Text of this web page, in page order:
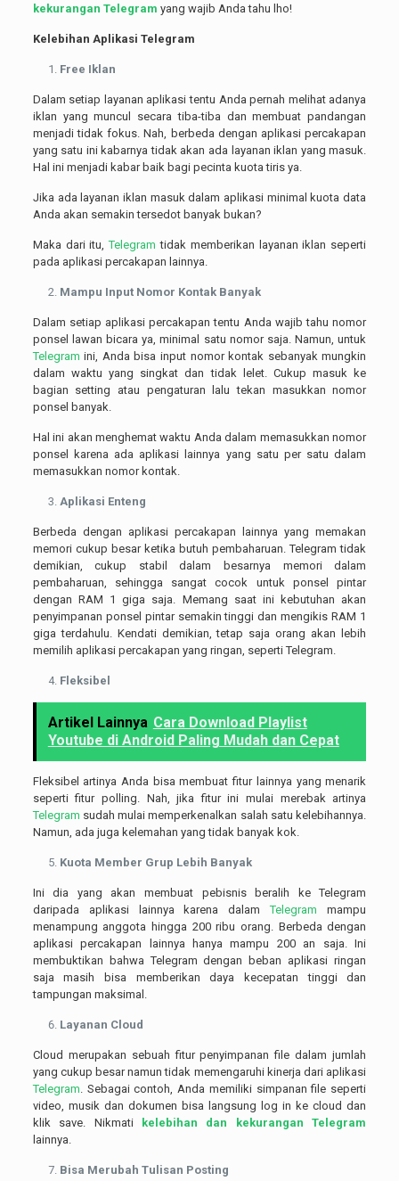
kekurangan Telegram yang wajib Anda tahu lho!
Kelebihan Aplikasi Telegram
Free Iklan
Dalam setiap layanan aplikasi tentu Anda pernah melihat adanya
iklan yang muncul secara tiba-tiba dan membuat pandangan
menjadi tidak fokus. Nah, berbeda dengan aplikasi percakapan
yang satu ini kabarnya tidak akan ada layanan iklan yang masuk.
Hal ini menjadi kabar baik bagi pecinta kuota tiris ya.
Jika ada layanan iklan masuk dalam aplikasi minimal kuota data
Anda akan semakin tersedot banyak bukan?
Maka dari itu,Telegram tidak memberikan layanan iklan seperti
pada aplikasi percakapan lainnya.
Mampu Input Nomor Kontak Banyak
Dalam setiap aplikasi percakapan tentu Anda wajib tahu nomor
ponsel lawan bicara ya, minimal satu nomor saja. Namun, untuk
Telegram ini, Anda bisa input nomor kontak sebanyak mungkin
dalam waktu yang singkat dan tidak lelet. Cukup masuk ke
bagian setting atau pengaturan lalu tekan masukkan nomor
ponsel banyak.
Hal ini akan menghemat waktu Anda dalam memasukkan nomor
ponsel karena ada aplikasi lainnya yang satu per satu dalam
memasukkan nomor kontak.
Aplikasi Enteng
Berbeda dengan aplikasi percakapan lainnya yang memakan
memori cukup besar ketika butuh pembaharuan. Telegram tidak
demikian, cukup stabil dalam besarnya memori dalam
pembaharuan, sehingga sangat cocok untuk ponsel pintar
dengan RAM 1 giga saja. Memang saat ini kebutuhan akan
penyimpanan ponsel pintar semakin tinggi dan mengikis RAM 1
giga terdahulu. Kendati demikian, tetap saja orang akan lebih
memilih aplikasi percakapan yang ringan, seperti Telegram.
Fleksibel
Artikel Lainnya Cara Download Playlist
Youtube di Android Paling Mudah dan Cepat
Fleksibel artinya Anda bisa membuat fitur lainnya yang menarik
seperti fitur polling. Nah, jika fitur ini mulai merebak artinya
Telegram sudah mulai memperkenalkan salah satu kelebihannya.
Namun, ada juga kelemahan yang tidak banyak kok.
Kuota Member Grup Lebih Banyak
Ini dia yang akan membuat pebisnis beralih ke Telegram
daripada aplikasi lainnya karena dalamTelegram mampu
menampung anggota hingga 200 ribu orang. Berbeda dengan
aplikasi percakapan lainnya hanya mampu 200 an saja. Ini
membuktikan bahwa Telegram dengan beban aplikasi ringan
saja masih bisa memberikan daya kecepatan tinggi dan
tampungan maksimal.
Layanan Cloud
Cloud merupakan sebuah fitur penyimpanan file dalam jumlah
yang cukup besar namun tidak memengaruhi kinerja dari aplikasi
Telegram . Sebagai contoh, Anda memiliki simpanan file seperti
video, musik dan dokumen bisa langsung log in ke cloud dan
klik save. Nikmati
kelebihan dan kekurangan Telegram
lainnya.
Bisa Merubah Tulisan Posting